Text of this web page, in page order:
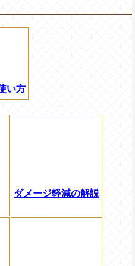
い方
ダメージ軽減の解説